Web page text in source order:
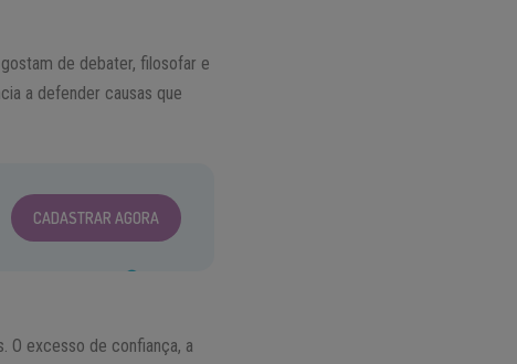
de debater, filosofar e
a defender causas que
CADASTRAR AGORA
O excesso de confiança, a